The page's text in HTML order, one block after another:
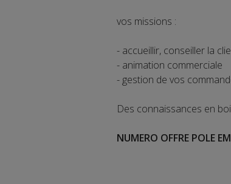
vos missions :
- accueillir, conseiller la
- animation commerciale
- gestion de vos
Des connaissances en
NUMERO OFFRE POLE